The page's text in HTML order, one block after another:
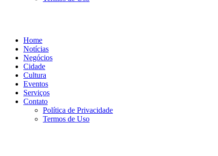
Home
Notícias
Negócios
Cidade
Cultura
Eventos
Serviços
Contato
Política de Privacidade
Termos de Uso